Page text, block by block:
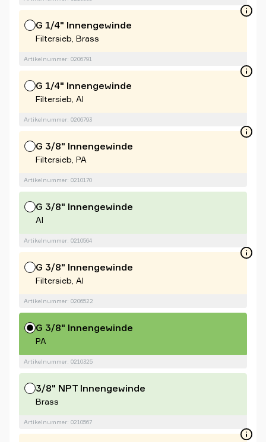
G 1/4" Innengewinde
Filtersieb, Brass
Artikelnummer: 0206791
G 1/4" Innengewinde
Filtersieb, Al
Artikelnummer: 0206793
G 3/8" Innengewinde
Filtersieb, PA
Artikelnummer: 0210170
G 3/8" Innengewinde
Al
Artikelnummer: 0210564
G 3/8" Innengewinde
Filtersieb, Al
Artikelnummer: 0206522
G 3/8" Innengewinde
PA
Artikelnummer: 0210325
3/8" NPT Innengewinde
Brass
Artikelnummer: 0210567